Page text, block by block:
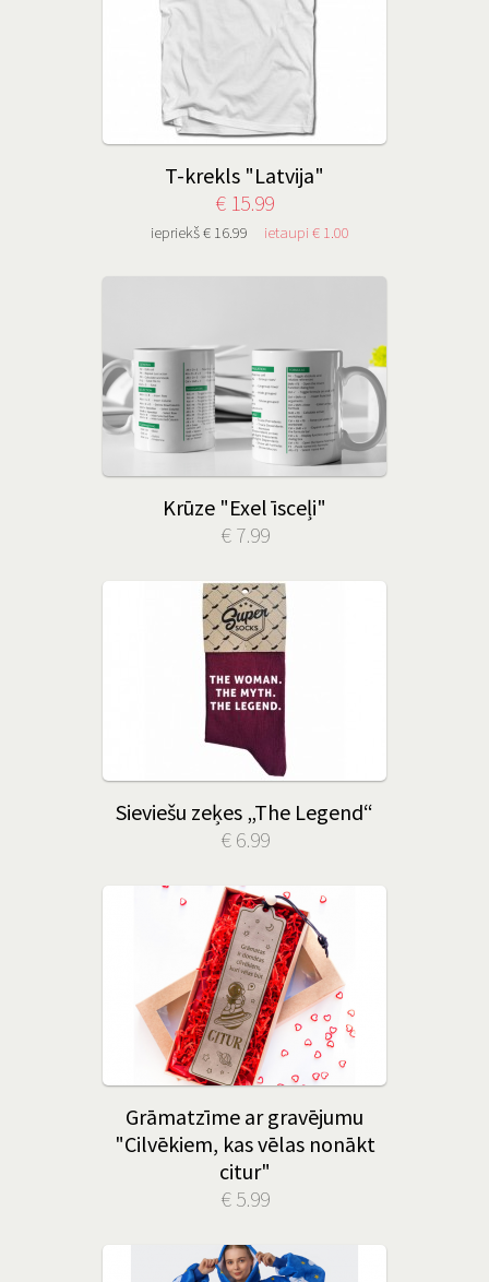
T-krekls "Latvija"
€ 15.99
iepriekš € 16.99 ietaupi € 1.00
Krūze "Exel īsceļi"
€ 7.99
Sieviešu zeķes „The Legend“
€ 6.99
Grāmatzīme ar gravējumu
"Cilvēkiem, kas vēlas nonākt
citur"
€ 5.99